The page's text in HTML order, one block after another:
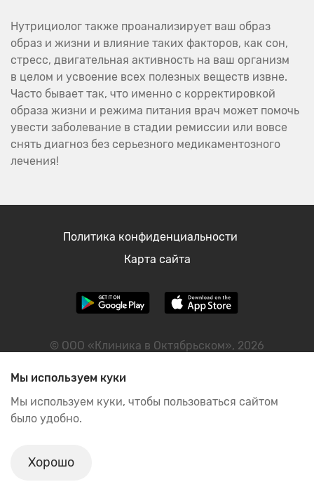
Нутрициолог также проанализирует ваш образ
образ и жизни и влияние таких факторов, как сон,
стресс, двигательная активность на ваш организм
в целом и усвоение всех полезных веществ извне.
Часто бывает так, что именно с корректировкой
образа жизни и режима питания врач может помочь
увести заболевание в стадии ремиссии или вовсе
снять диагноз без серьезного медикаментозного
лечения!
© ООО «Клиника в Октябрьском», 2026
Политика конфиденциальности
Карта сайта
Л041-01019-24/00651434 от 16.05.2023
Мы используем куки
Мы используем куки, чтобы пользоваться сайтом
было удобно.
Хорошо